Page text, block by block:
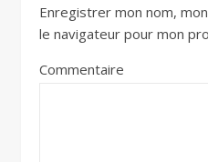
Enregistrer mon nom,
le navigateur pour mon
Commentaire